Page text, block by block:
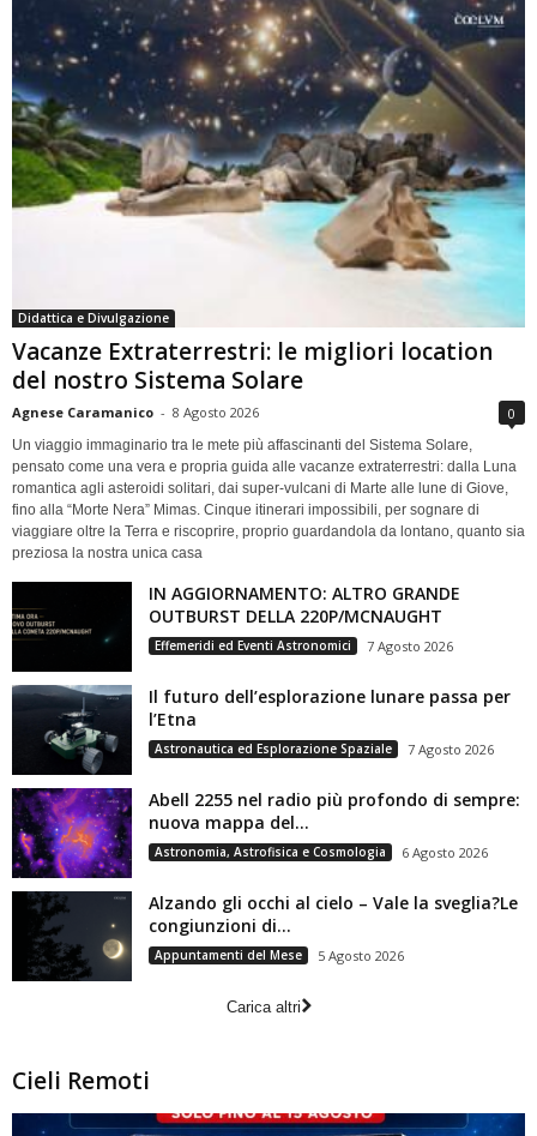
Didattica e Divulgazione
Vacanze Extraterrestri: le migliori location
del nostro Sistema Solare
Agnese Caramanico - 8 Agosto 2026 0
Un viaggio immaginario tra le mete più affascinanti del Sistema Solare,
pensato come una vera e propria guida alle vacanze extraterrestri: dalla Luna
romantica agli asteroidi solitari, dai super-vulcani di Marte alle lune di Giove,
fino alla “Morte Nera” Mimas. Cinque itinerari impossibili, per sognare di
viaggiare oltre la Terra e riscoprire, proprio guardandola da lontano, quanto sia
preziosa la nostra unica casa
IN AGGIORNAMENTO: ALTRO GRANDE
OUTBURST DELLA 220P/MCNAUGHT
Effemeridi ed Eventi Astronomici 7 Agosto 2026
Il futuro dell’esplorazione lunare passa per
l’Etna
Astronautica ed Esplorazione Spaziale 7 Agosto 2026
Abell 2255 nel radio più profondo di sempre:
nuova mappa del...
Astronomia, Astrofisica e Cosmologia 6 Agosto 2026
Alzando gli occhi al cielo – Vale la sveglia?Le
congiunzioni di...
Appuntamenti del Mese 5 Agosto 2026
Carica altri
Cieli Remoti